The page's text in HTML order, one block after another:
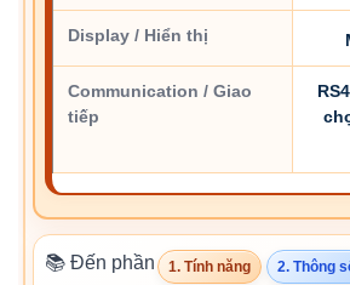
Display / Hiển thị
Communication / Giao
tiếp
📚 Đến phần 1. Tính năng 2. Thông